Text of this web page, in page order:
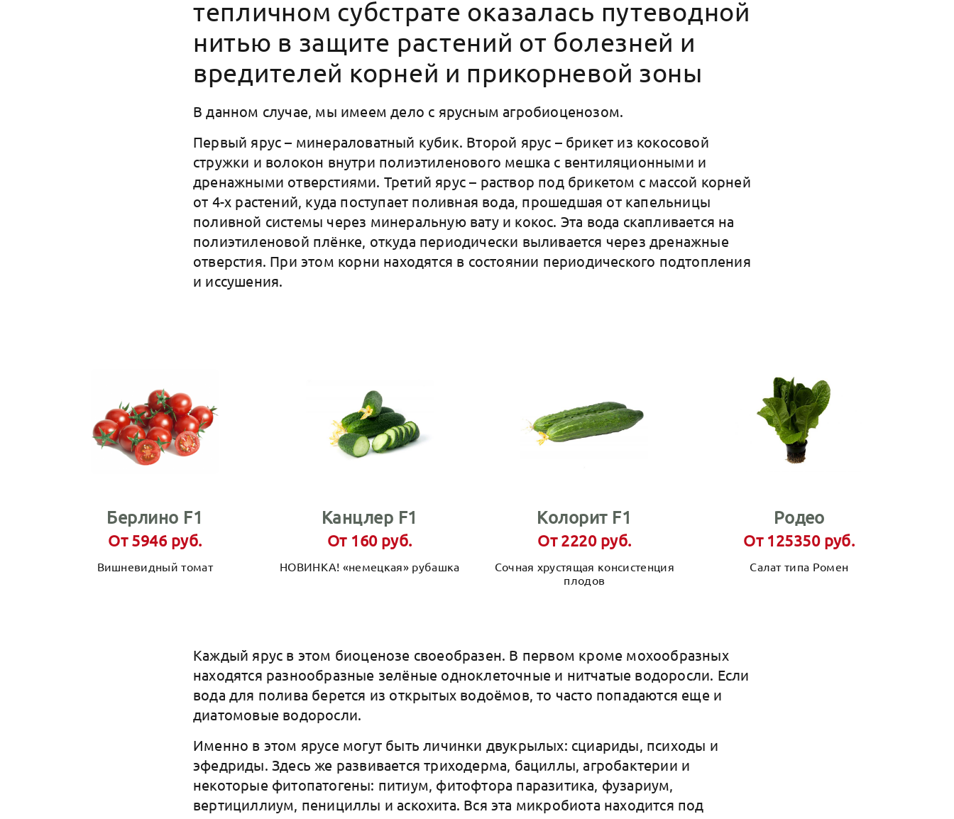
тепличном субстрате оказалась путеводной
нитью в защите растений от болезней и
вредителей корней и прикорневой зоны
В данном случае, мы имеем дело с ярусным агробиоценозом.
Первый ярус – минераловатный кубик. Второй ярус – брикет из кокосовой
стружки и волокон внутри полиэтиленового мешка с вентиляционными и
дренажными отверстиями. Третий ярус – раствор под брикетом с массой корней
от 4-х растений, куда поступает поливная вода, прошедшая от капельницы
поливной системы через минеральную вату и кокос. Эта вода скапливается на
полиэтиленовой плёнке, откуда периодически выливается через дренажные
отверстия. При этом корни находятся в состоянии периодического подтопления
и иссушения.
Берлино F1
От 5946 руб.
Вишневидный томат
Канцлер F1
От 160 руб.
НОВИНКА! «немецкая» рубашка
Колорит F1
От 2220 руб.
Сочная хрустящая консистенция
плодов
Родео
От 125350 руб.
Салат типа Ромен
Каждый ярус в этом биоценозе своеобразен. В первом кроме мохообразных
находятся разнообразные зелёные одноклеточные и нитчатые водоросли. Если
вода для полива берется из открытых водоёмов, то часто попадаются еще и
диатомовые водоросли.
Именно в этом ярусе могут быть личинки двукрылых: сциариды, психоды и
эфедриды. Здесь же развивается триходерма, бациллы, агробактерии и
некоторые фитопатогены: питиум, фитофтора паразитика, фузариум,
вертициллиум, пенициллы и аскохита. Вся эта микробиота находится под